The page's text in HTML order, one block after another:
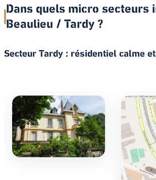
Dans quels micro secteurs
Beaulieu / Tardy ?
Secteur Tardy : résidentiel calme